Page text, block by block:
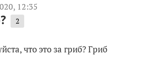
12:35
2
что это за гриб? Гриб